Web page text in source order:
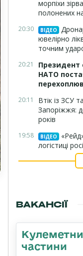
морпіхи
полонених
20:30 ВІДЕО
ювелірно
точним
20:21
Президент
НАТО
20:11
Втік із ЗСУ
Запоріжжя:
років
19:58 ВІДЕО
логістиці
ВАКАНСІЇ
частини